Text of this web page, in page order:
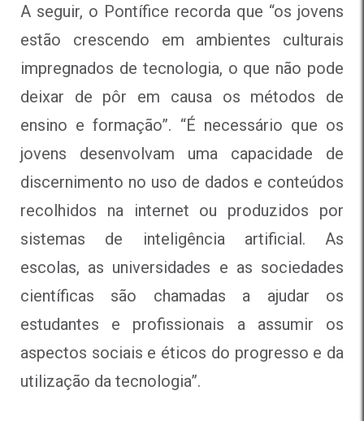
A seguir, o Pontífice recorda que “os jovens
estão crescendo em ambientes culturais
impregnados de tecnologia, o que não pode
deixar de pôr em causa os métodos de
ensino e formação”. “É necessário que os
jovens desenvolvam uma capacidade de
discernimento no uso de dados e conteúdos
recolhidos na internet ou produzidos por
sistemas de inteligência artificial. As
escolas, as universidades e as sociedades
científicas são chamadas a ajudar os
estudantes e profissionais a assumir os
aspectos sociais e éticos do progresso e da
utilização da tecnologia”.